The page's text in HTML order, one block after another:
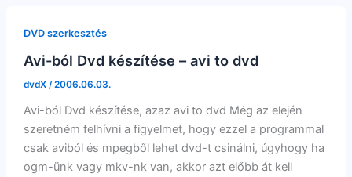
DVD szerkesztés
Avi-ból Dvd készítése – avi to dvd
dvdX /2006.06.03.
Avi-ból Dvd készítése, azaz avi to dvd Még az elején
szeretném felhívni a figyelmet, hogy ezzel a programmal
csak aviból és mpegből lehet dvd-t csinálni, úgyhogy ha
ogm-ünk vagy mkv-nk van, akkor azt előbb át kell